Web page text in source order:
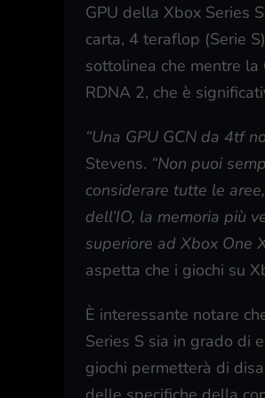
GPU della Xbox Series
carta, 4 teraflop (Serie
sottolinea che mentre la
RDNA 2, che è
“Una GPU GCN da 4tf
Stevens. “Non puoi
considerare tutte le
dell’IO, la memoria più
superiore ad Xbox One
aspetta che i giochi su
È interessante notare
Series S sia in grado di
giochi permetterà di